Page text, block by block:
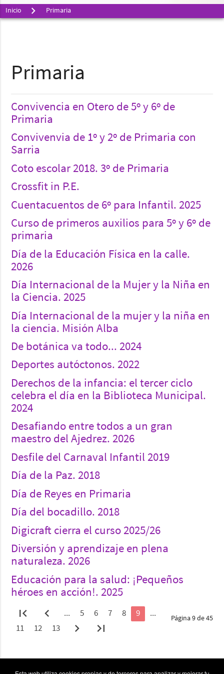
Inicio Primaria
Primaria
Convivencia en Otero de 5º y 6º de
Primaria
Convivenvia de 1º y 2º de Primaria con
Sarria
Coto escolar 2018. 3º de Primaria
Crossfit in P.E.
Cuentacuentos de 6º para Infantil. 2025
Curso de primeros auxilios para 5º y 6º de
primaria
Día de la Educación Física en la calle.
2026
Día Internacional de la Mujer y la Niña en
la Ciencia. 2025
Día Internacional de la mujer y la niña en
la ciencia. Misión Alba
De botánica va todo... 2024
Deportes autóctonos. 2022
Derechos de la infancia: el tercer ciclo
celebra el día en la Biblioteca Municipal.
2024
Desafiando entre todos a un gran
maestro del Ajedrez. 2026
Desfile del Carnaval Infantil 2019
Día de la Paz. 2018
Día de Reyes en Primaria
Día del bocadillo. 2018
Digicraft cierra el curso 2025/26
Diversión y aprendizaje en plena
naturaleza. 2026
Educación para la salud: ¡Pequeños
héroes en acción!. 2025
Página 9 de 45
first_page chevron_left ... 5 6 7 8 9
...
11
12 13 chevron_right last_page